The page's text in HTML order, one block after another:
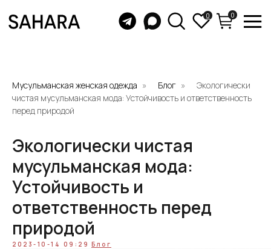
Мусульманская женская одежда Блог
Экологически
чистая мусульманская мода: Устойчивость и ответственность
перед природой
Экологически чистая
мусульманская мода:
Устойчивость и
ответственность перед
природой
2023-10-14 09:29 Блог